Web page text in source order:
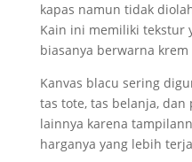
kapas namun tidak
Kain ini memiliki tekstur
biasanya berwarna
Kanvas blacu sering
tas tote, tas belanja,
lainnya karena
harganya yang lebih